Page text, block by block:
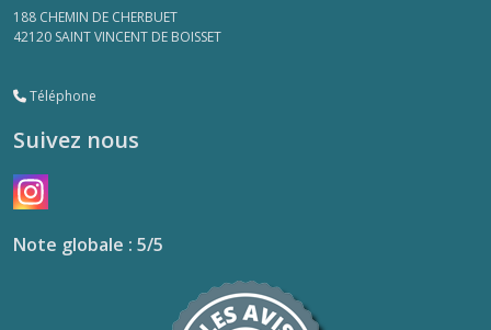
188 CHEMIN DE CHERBUET
42120 SAINT VINCENT DE BOISSET
Téléphone
Suivez nous
Note globale : 5/5